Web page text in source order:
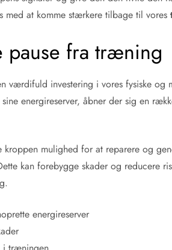
med at komme stærkere tilbage til vores
pause fra træning
værdifuld investering i vores fysiske og
energireserver, åbner der sig en
mulighed for at reparere og
kan forebygge skader og reducere
energireserver